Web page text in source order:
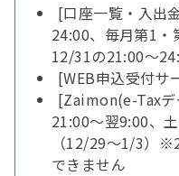
[口座一覧・入出
24:00、毎月第1・
12/31の21:00～
[WEB申込受付サ
[Zaimon(e-Tax
21:00～翌9:00、
（12/29～1/3）
できません